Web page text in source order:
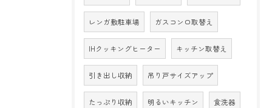
レンガ敷駐車場 ガスコンロ取替え
IHクッキングヒーター キッチン取替え
引き出し収納 吊り戸サイズアップ
たっぷり収納 明るいキッチン 食洗器